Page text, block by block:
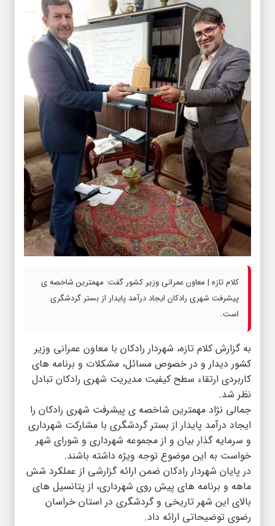
کلام تازه | معاون عمرانی وزیر کشور گفت: مهمترین شاخصه ی
پیشرفت شهری رادکان ایجاد درآمد پایدار از بستر گردشگری
است.
به گزارش کلام تازه، شهردار رادکان با معاون عمرانی وزیر
کشور دیدار و در خصوص مسائل، مشکلات و برنامه های
کاربردی ارتقاء سطح کیفیت مدیریت شهری رادکان تبادل
نظر شد‌.
جمالی نژاد مهمترین شاخصه ی پیشرفت شهری رادکان را
ایجاد درآمد پایدار از بستر گردشگری با مشارکت شهرداری
و سرمایه گذار بیان و از مجموعه شهرداری و شورای شهر
خواست به این موضوع توجه ویژه داشته باشند.
در پایان شهردار رادکان ضمن ارائه گزارشی از عملکرد شش
ماهه و برنامه های پیش روی شهرداری، از پتانسیل های
بالای این شهر تاریخی و گردشگری در استان خراسان
رضوی توضیحاتی ارائه داد.